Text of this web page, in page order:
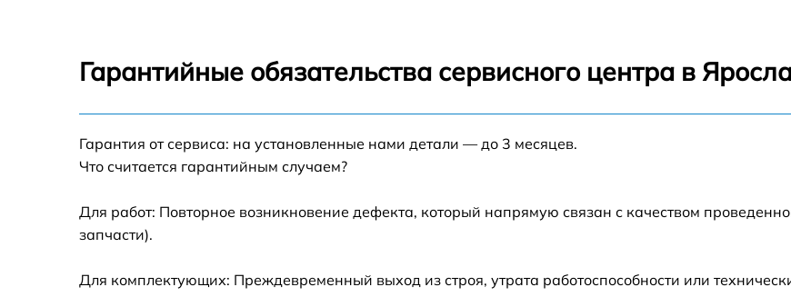
Замена шлейфа матрицы HP 14ec0035ur
порта) HP 14ec0035ur
Гарантийные обязательства сервисного центра в
Гарантия от сервиса: на установленные нами детали — до 3 месяцев.
Что считается гарантийным случаем?
Для работ: Повторное возникновение дефекта, который напрямую связан с качеством
запчасти).
Для комплектующих: Преждевременный выход из строя, утрата работоспособности или